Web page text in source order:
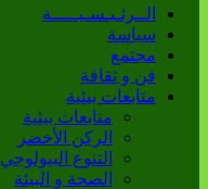
الــرئـيـسـيـــــة
سياسة
مجتمع
فن و ثقافة
متابعات بيئية
متابعات بيئية
الركن الأخضر
التنوع البيولوجي
الصحة و البيئة